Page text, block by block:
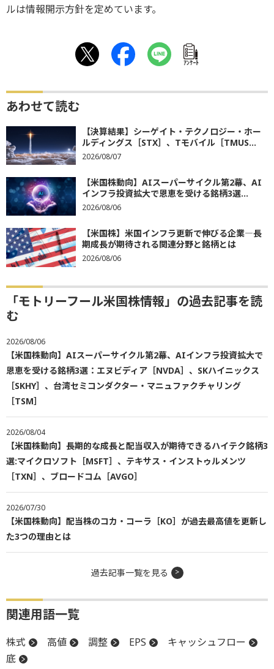
ルは情報開示方針を定めています。
ｱﾝｹｰﾄ
あわせて読む
【決算結果】シーゲイト・テクノロジー・ホー
ルディングス［STX］、Tモバイル［TMUS...
2026/08/07
【米国株動向】AIスーパーサイクル第2幕、AI
インフラ投資拡大で恩恵を受ける銘柄3選...
2026/08/06
【米国株】米国インフラ更新で伸びる企業―長
期成長が期待される関連分野と銘柄とは
2026/08/06
「モトリーフール米国株情報」の過去記事を読
む
2026/08/06
【米国株動向】AIスーパーサイクル第2幕、AIインフラ投資拡大で
恩恵を受ける銘柄3選：エヌビディア［NVDA］、SKハイニックス
［SKHY］、台湾セミコンダクター・マニュファクチャリング
［TSM］
2026/08/04
【米国株動向】長期的な成長と配当収入が期待できるハイテク銘柄3
選:マイクロソフト［MSFT］、テキサス・インストゥルメンツ
［TXN］、ブロードコム［AVGO］
2026/07/30
【米国株動向】配当株のコカ・コーラ［KO］が過去最高値を更新し
た3つの理由とは
過去記事一覧を見る
関連用語一覧
株式 高値 調整 EPS
キャッシュフロー
底